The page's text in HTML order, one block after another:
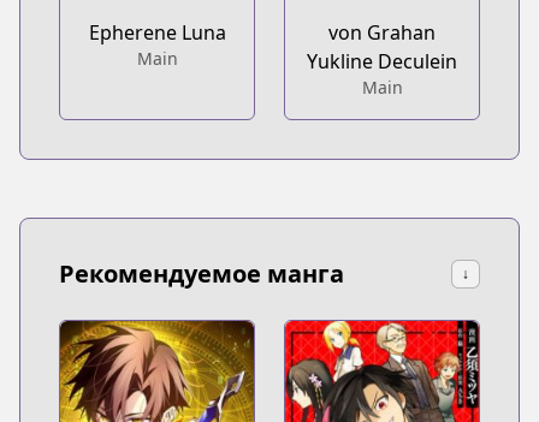
Epherene Luna
Main
von Grahan
Yukline Deculein
Main
Рекомендуемое манга ↓